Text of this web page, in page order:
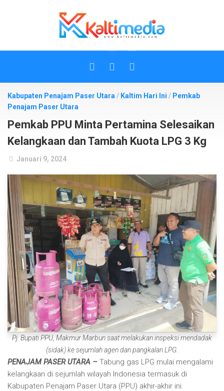
Kabupaten Penajam Paser Utara / Kaltim Hari Ini / Pemkab
Penajam Paser Utara
Pemkab PPU Minta Pertamina Selesaikan
Kelangkaan dan Tambah Kuota LPG 3 Kg
Januari 9, 2024
Pj. Bupati PPU, Makmur Marbun saat melakukan inspeksi mendadak
(sidak) ke sejumlah agen dan pangkalan LPG
PENAJAM PASER UTARA – Tabung gas LPG mulai mengalami
kelangkaan di sejumlah wilayah Indonesia termasuk di
Kabupaten Penajam Paser Utara (PPU) akhir-akhir ini.